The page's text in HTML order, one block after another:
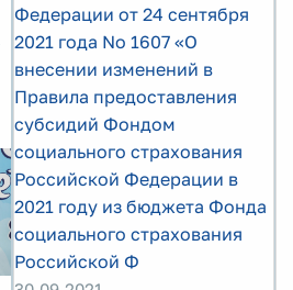
Федерации от 24 сентября
2021 года No 1607 «О
внесении изменений в
Правила предоставления
субсидий Фондом
социального страхования
Российской Федерации в
2021 году из бюджета Фонда
социального страхования
Российской Ф